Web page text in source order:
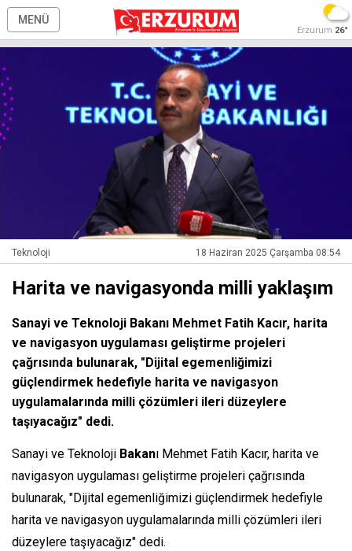
MENÜ
Erzurum 26°
Teknoloji 18 Haziran 2025 Çarşamba 08:54
Harita ve navigasyonda milli yaklaşım
Sanayi ve Teknoloji Bakanı Mehmet Fatih Kacır, harita
ve navigasyon uygulaması geliştirme projeleri
çağrısında bulunarak, "Dijital egemenliğimizi
güçlendirmek hedefiyle harita ve navigasyon
uygulamalarında milli çözümleri ileri düzeylere
taşıyacağız" dedi.
Sanayi ve Teknoloji Bakanı Mehmet Fatih Kacır, harita ve
navigasyon uygulaması geliştirme projeleri çağrısında
bulunarak, "Dijital egemenliğimizi güçlendirmek hedefiyle
harita ve navigasyon uygulamalarında milli çözümleri ileri
düzeylere taşıyacağız" dedi.